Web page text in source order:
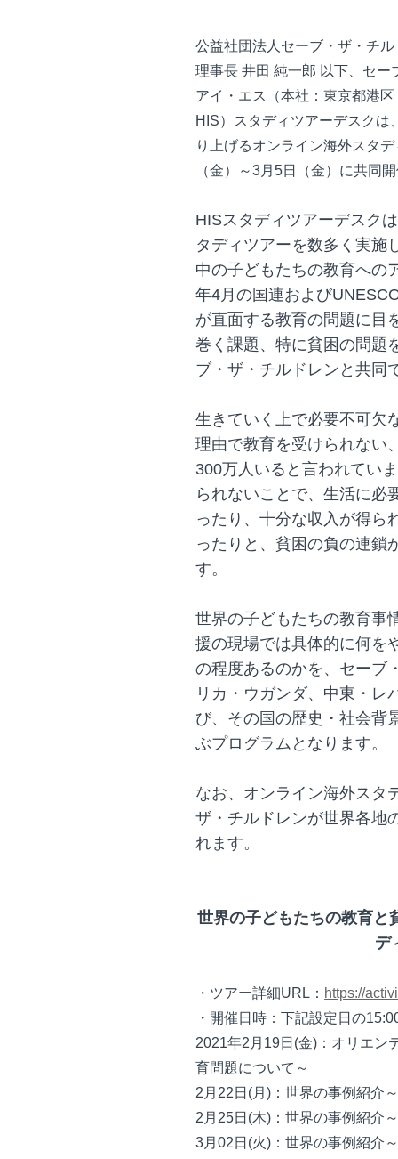
公益社団法人セーブ・ザ・チ
理事長 井田 純一郎 以下、セ
アイ・エス（本社：東京都港
HIS）スタディツアーデスクは
り上げるオンライン海外スタ
（金）～3月5日（金）に共同
HISスタディツアーデスク
タディツアーを数多く実施
中の子どもたちの教育への
年4月の国連および
が直面する教育の問題に目
巻く課題、特に貧困の問題
ブ・ザ・チルドレンと共同
生きていく上で必要不可欠
理由で教育を受けられない
300万人いると言われてい
られないことで、生活に必
ったり、十分な収入が得ら
ったりと、貧困の負の連鎖
す。
世界の子どもたちの教育事
援の現場では具体的に何を
の程度あるのかを、セーブ
リカ・ウガンダ、中東・レ
び、その国の歴史・社会背
ぶプログラムとなります。
なお、オンライン海外スタ
ザ・チルドレンが世界各地
れます。
世界の子どもたちの教育と
デ
・ツアー詳細URL： https://
・開催日時：下記設定日の
2021年2月19日(金)：オリエン
育問題について～
2月22日(月)：世界の事例紹介
2月25日(木)：世界の事例紹介
3月02日(火)：世界の事例紹介